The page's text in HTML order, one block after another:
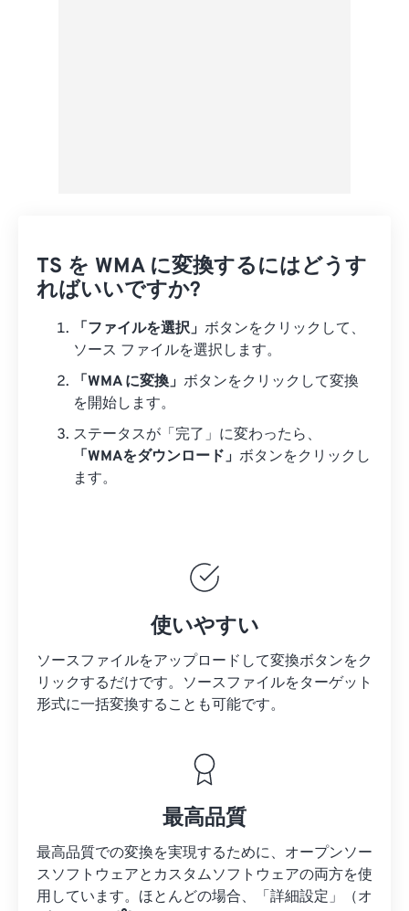
TS を WMA に変換するにはどうす
ればいいですか?
「ファイルを選択」 ボタンをクリックして、
ソース ファイルを選択します。
「WMA に変換」 ボタンをクリックして変換
を開始します。
ステータスが「完了」に変わったら、
「WMAをダウンロード」 ボタンをクリックし
ます。
使いやすい
ソースファイルをアップロードして変換ボタンをク
リックするだけです。 ソースファイルをターゲット
形式に一括変換することも可能です。
最高品質
最高品質での変換を実現するために、オープンソー
スソフトウェアとカスタムソフトウェアの両方を使
用しています。ほとんどの場合、「詳細設定」（オ